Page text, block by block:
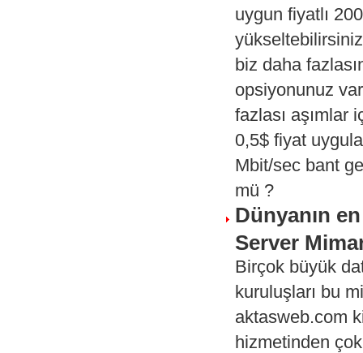
uygun fiyatlı
biz daha
opsiyonunuz
fazlası aşımlar
0,5$ fiyat
Mbit/sec bant
mü ?
Dünyanın
Server
Birçok büyük
kuruluşları bu
aktasweb.com
hizmetinden